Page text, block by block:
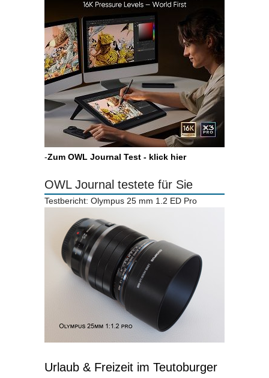
-Zum OWL Journal Test - klick hier
OWL Journal testete für Sie
Testbericht: Olympus 25 mm 1.2 ED Pro
Urlaub & Freizeit im Teutoburger